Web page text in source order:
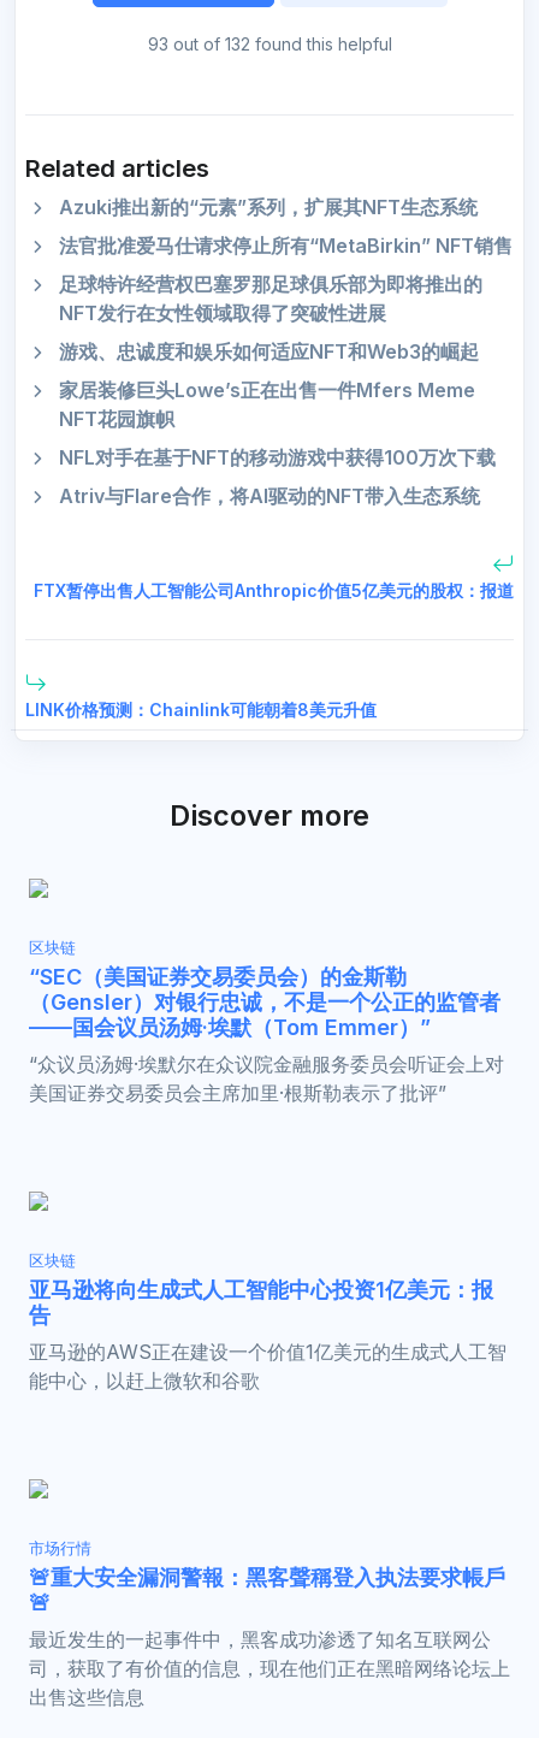
93 out of 132 found this helpful
Related articles
Azuki推出新的“元素”系列，扩展其NFT生态系统
法官批准爱马仕请求停止所有“MetaBirkin” NFT销售
足球特许经营权巴塞罗那足球俱乐部为即将推出的
NFT发行在女性领域取得了突破性进展
游戏、忠诚度和娱乐如何适应NFT和Web3的崛起
家居装修巨头Lowe’s正在出售一件Mfers Meme
NFT花园旗帜
NFL对手在基于NFT的移动游戏中获得100万次下载
Atriv与Flare合作，将AI驱动的NFT带入生态系统
FTX暂停出售人工智能公司Anthropic价值5亿美元的股权：报道
LINK价格预测：Chainlink可能朝着8美元升值
Discover more
区块链
“SEC（美国证券交易委员会）的金斯勒
（Gensler）对银行忠诚，不是一个公正的监管者
——国会议员汤姆·埃默（Tom Emmer）”
“众议员汤姆·埃默尔在众议院金融服务委员会听证会上对
美国证券交易委员会主席加里·根斯勒表示了批评”
区块链
亚马逊将向生成式人工智能中心投资1亿美元：报
告
亚马逊的AWS正在建设一个价值1亿美元的生成式人工智
能中心，以赶上微软和谷歌
市场行情
🚨重大安全漏洞警報：黑客聲稱登入执法要求帳戶
🚨
最近发生的一起事件中，黑客成功渗透了知名互联网公
司，获取了有价值的信息，现在他们正在黑暗网络论坛上
出售这些信息